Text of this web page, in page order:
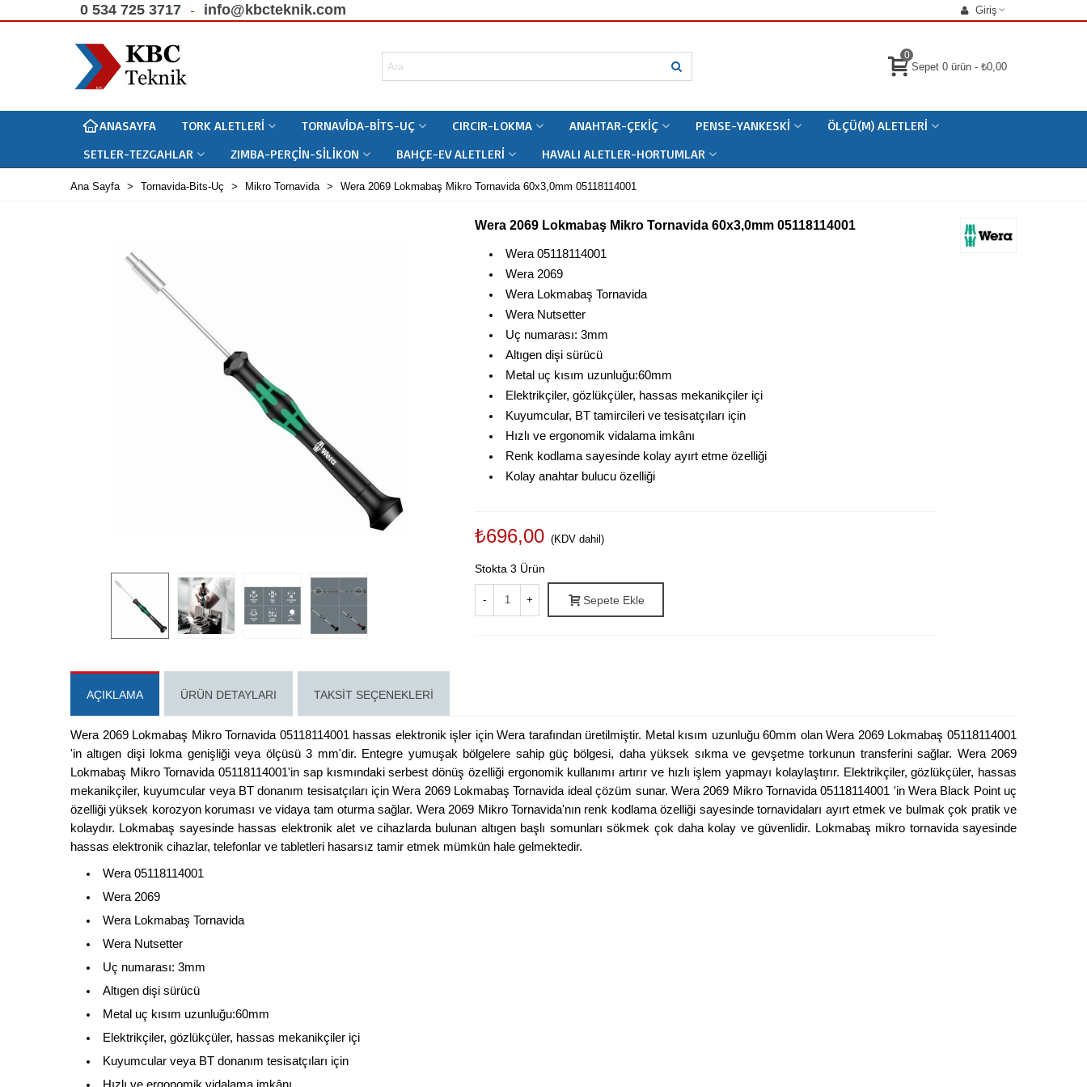
0 534 725 3717 info@kbcteknik.com Giriş
0
Sepet 0 ürün - ₺0,00
ANASAYFA TORK ALETLERI TORNAVIDA-BITS-UÇ CIRCIR-LOKMA ANAHTAR-ÇEKIÇ PENSE-YANKESKI
ÖLÇÜ(M) ALETLERI
SETLER-TEZGAHLAR
ZIMBA-PERÇIN-SILIKON BAHÇE-EV ALETLERI HAVALI ALETLER-HORTUMLAR
Ana Sayfa > Tornavida-Bits-Uç > Mikro Tornavida > Wera 2069 Lokmabaş Mikro Tornavida 60x3,0mm 05118114001
Wera 2069 Lokmabaş Mikro Tornavida 60x3,0mm 05118114001
Wera 05118114001
Wera 2069
Wera Lokmabaş Tornavida
Wera Nutsetter
Uç numarası: 3mm
Altıgen dişi sürücü
Metal uç kısım uzunluğu:60mm
Elektrikçiler, gözlükçüler, hassas mekanikçiler içi
Kuyumcular, BT tamircileri ve tesisatçıları için
Hızlı ve ergonomik vidalama imkânı
Renk kodlama sayesinde kolay ayırt etme özelliği
Kolay anahtar bulucu özelliği
₺696,00 (KDV dahil)
Stokta 3 Ürün
- + Sepete Ekle
AÇIKLAMA ÜRÜN DETAYLARI TAKSIT SEÇENEKLERI
Wera 2069 Lokmabaş Mikro Tornavida 05118114001 hassas elektronik işler için Wera tarafından üretilmiştir. Metal kısım uzunluğu 60mm olan Wera 2069 Lokmabaş 05118114001
'in altıgen dişi lokma genişliği veya ölçüsü 3 mm'dir. Entegre yumuşak bölgelere sahip güç bölgesi, daha yüksek sıkma ve gevşetme torkunun transferini sağlar. Wera 2069
Lokmabaş Mikro Tornavida 05118114001'in sap kısmındaki serbest dönüş özelliği ergonomik kullanımı artırır ve hızlı işlem yapmayı kolaylaştırır. Elektrikçiler, gözlükçüler, hassas
mekanikçiler, kuyumcular veya BT donanım tesisatçıları için Wera 2069 Lokmabaş Tornavida ideal çözüm sunar. Wera 2069 Mikro Tornavida 05118114001 'in Wera Black Point uç
özelliği yüksek korozyon koruması ve vidaya tam oturma sağlar. Wera 2069 Mikro Tornavida'nın renk kodlama özelliği sayesinde tornavidaları ayırt etmek ve bulmak çok pratik ve
kolaydır. Lokmabaş sayesinde hassas elektronik alet ve cihazlarda bulunan altıgen başlı somunları sökmek çok daha kolay ve güvenlidir. Lokmabaş mikro tornavida sayesinde
hassas elektronik cihazlar, telefonlar ve tabletleri hasarsız tamir etmek mümkün hale gelmektedir.
Wera 05118114001
Wera 2069
Wera Lokmabaş Tornavida
Wera Nutsetter
Uç numarası: 3mm
Altıgen dişi sürücü
Metal uç kısım uzunluğu:60mm
Elektrikçiler, gözlükçüler, hassas mekanikçiler içi
Kuyumcular veya BT donanım tesisatçıları için